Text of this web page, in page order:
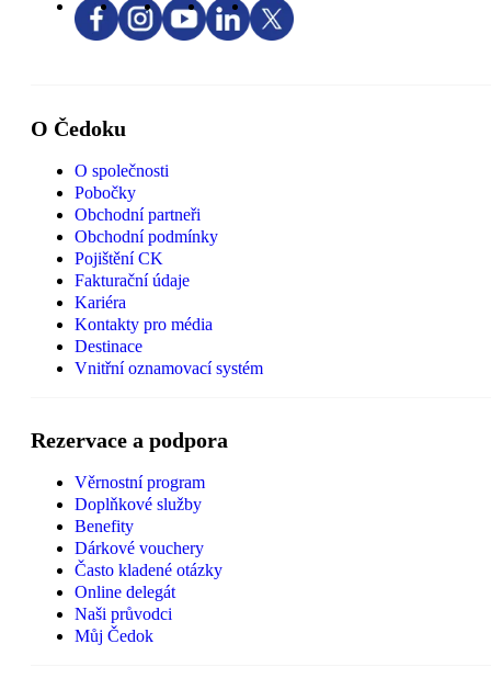
O Čedoku
O společnosti
Pobočky
Obchodní partneři
Obchodní podmínky
Pojištění CK
Fakturační údaje
Kariéra
Kontakty pro média
Destinace
Vnitřní oznamovací systém
Rezervace a podpora
Věrnostní program
Doplňkové služby
Benefity
Dárkové vouchery
Často kladené otázky
Online delegát
Naši průvodci
Můj Čedok